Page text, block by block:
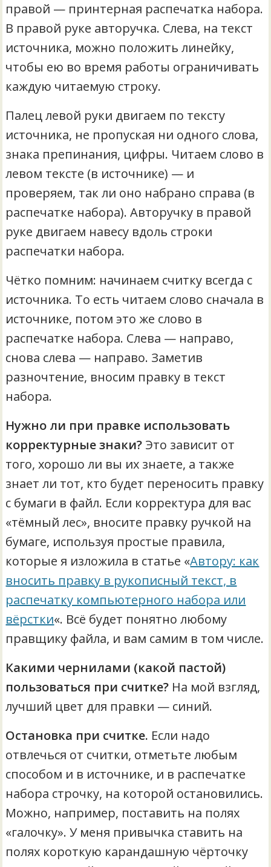
правой — принтерная распечатка набора.
В правой руке авторучка. Слева, на текст
источника, можно положить линейку,
чтобы ею во время работы ограничивать
каждую читаемую строку.
Палец левой руки двигаем по тексту
источника, не пропуская ни одного слова,
знака препинания, цифры. Читаем слово в
левом тексте (в источнике) — и
проверяем, так ли оно набрано справа (в
распечатке набора). Авторучку в правой
руке двигаем навесу вдоль строки
распечатки набора.
Чётко помним: начинаем считку всегда с
источника. То есть читаем слово сначала в
источнике, потом это же слово в
распечатке набора. Слева — направо,
снова слева — направо. Заметив
разночтение, вносим правку в текст
набора.
Нужно ли при правке использовать
корректурные знаки? Это зависит от
того, хорошо ли вы их знаете, а также
знает ли тот, кто будет переносить правку
с бумаги в файл. Если корректура для вас
«тёмный лес», вносите правку ручкой на
бумаге, используя простые правила,
которые я изложила в статье «Автору: как
вносить правку в рукописный текст, в
распечатку компьютерного набора или
вёрстки«. Всё будет понятно любому
правщику файла, и вам самим в том числе.
Какими чернилами (какой пастой)
пользоваться при считке? На мой взгляд,
лучший цвет для правки — синий.
Остановка при считке. Если надо
отвлечься от считки, отметьте любым
способом и в источнике, и в распечатке
набора строчку, на которой остановились.
Можно, например, поставить на полях
«галочку». У меня привычка ставить на
полях короткую карандашную чёрточку